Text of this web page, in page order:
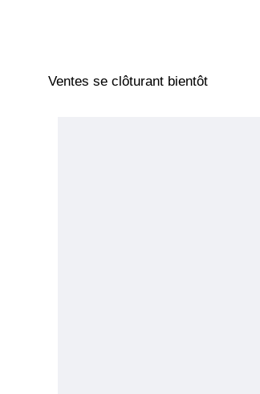
Ventes se clôturant bientôt